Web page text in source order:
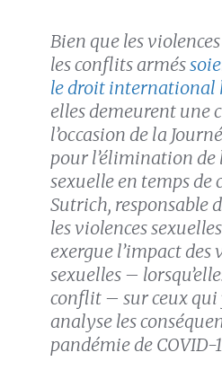
Bien que les
les conflits armés
le droit
elles demeurent une
l’occasion de la
pour l’élimination de
sexuelle en temps de
Sutrich, responsable
les violences
exergue l’impact des
sexuelles –
conflit – sur ceux
analyse les
pandémie de COVID-